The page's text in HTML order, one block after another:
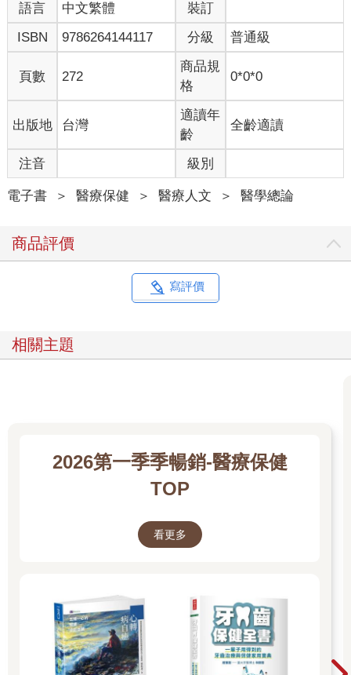
語言 中文繁體
裝訂
ISBN
9786264144117 分級 普通級
頁數 272
商品規
格
0*0*0
出版地 台灣
適讀年
齡
全齡適讀
注音 級別
電子書 ＞ 醫療保健 ＞ 醫療人文 ＞ 醫學總論
商品評價
寫評價
相關主題
2026第一季季暢銷-醫療保健
TOP
看更多